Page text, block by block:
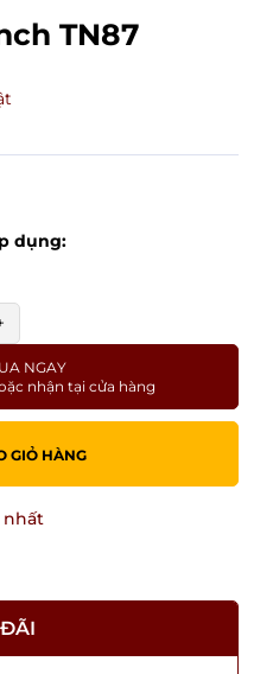
TN87
dụng:
NGAY
nhận tại cửa hàng
GIỎ HÀNG
nhất